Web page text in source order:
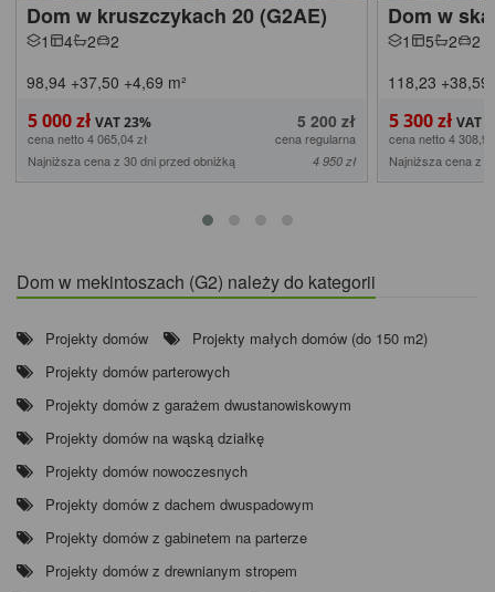
Dom w kruszczykach 20 (G2AE)
1 4 2
2
98,94 +37,50 +4,69 m²
5 000 zł 5 200 zł
cena netto 4 065,04 zł
cena regularna
Najniższa cena z 30 dni przed obniżką
4 950 zł
Dom w
1 5 2
2
118,23 +38,59
5 300 zł
cena netto 4
Najniższa cena z
Dom w mekintoszach (G2) należy do kategorii
Projekty domów
Projekty małych domów (do 150 m2)
Projekty domów parterowych
Projekty domów z garażem dwustanowiskowym
Projekty domów na wąską działkę
Projekty domów nowoczesnych
Projekty domów z dachem dwuspadowym
Projekty domów z gabinetem na parterze
Projekty domów z drewnianym stropem